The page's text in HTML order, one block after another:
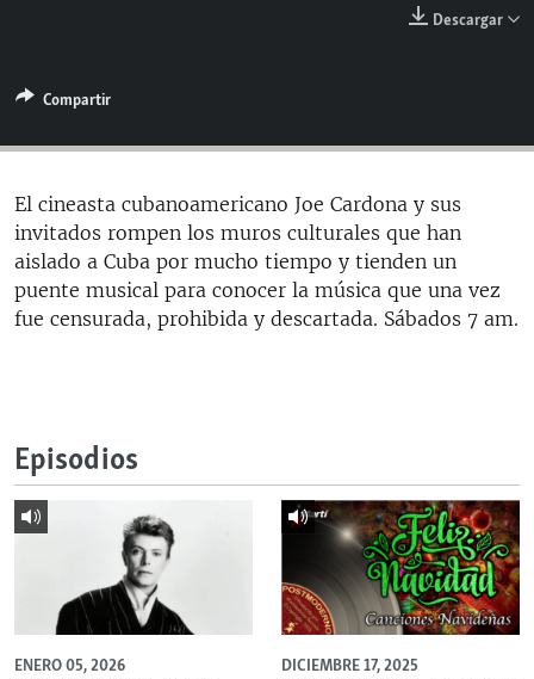
ESPECIALES
LA REALIDAD DE LA VIVIENDA EN CUBA
SER VIEJO EN CUBA
KENTU-CUBANO
LOS SANTOS DE HIALEAH
DESINFORMACIÓN RUSA EN AMÉRICA LATINA
MULTIMEDIA
EDITORIALES
SÍGUENOS
Descargar
Compartir
El cineasta cubanoamericano Joe Cardona y sus
invitados rompen los muros culturales que han
aislado a Cuba por mucho tiempo y tienden un
puente musical para conocer la música que una vez
fue censurada, prohibida y descartada. Sábados 7 am.
Episodios
ENERO 05, 2026
DICIEMBRE 17, 2025